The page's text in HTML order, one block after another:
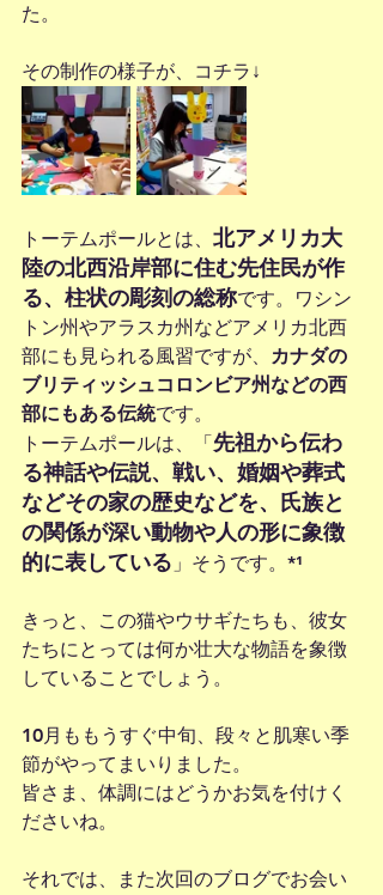
た。
その制作の様子が、コチラ↓
トーテムポールとは、 北アメリカ大
陸の北西沿岸部に住む先住民が作
る、柱状の彫刻の総称です。ワシン
トン州やアラスカ州などアメリカ北西
部にも見られる風習ですが、 カナダの
ブリティッシュコロンビア州などの西
部にもある伝統です。
トーテムポールは、「先祖から伝わ
る神話や伝説、戦い、婚姻や葬式
などその家の歴史などを、氏族と
の関係が深い動物や人の形に象徴
的に表している 」そうです。*¹
きっと、この猫やウサギたちも、彼女
たちにとっては何か壮大な物語を象徴
していることでしょう。
10月ももうすぐ中旬、段々と肌寒い季
節がやってまいりました。
皆さま、体調にはどうかお気を付けく
ださいね。
それでは、また次回のブログでお会い